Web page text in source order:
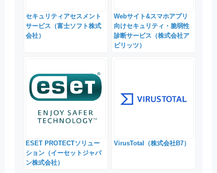
セキュリティアセスメント
サービス（富士ソフト株式
会社）
Webサイト&スマホアプリ
向けセキュリティ・脆弱性
診断サービス（株式会社ア
ピリッツ）
ESET PROTECTソリュー
ション（イーセットジャパ
ン株式会社）
VirusTotal（株式会社B7）